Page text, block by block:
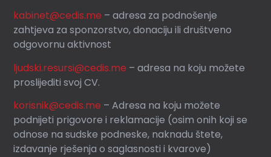
kabinet@cedis.me –adresa za podnošenje
zahtjeva za sponzorstvo, donaciju ili društveno
odgovornu aktivnost
ljudski.resursi@cedis.me – adresa na koju možete
proslijediti svoj CV.
korisnik@cedis.me – Adresa na koju možete
podnijeti prigovore i reklamacije (osim onih koji se
odnose na sudske podneske, naknadu štete,
izdavanje rješenja o saglasnosti i kvarove)